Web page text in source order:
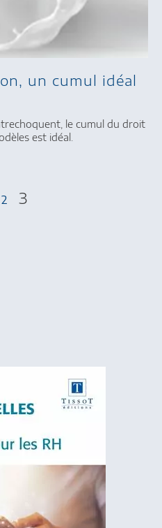
un cumul idéal
le cumul du droit
est idéal.
2 3